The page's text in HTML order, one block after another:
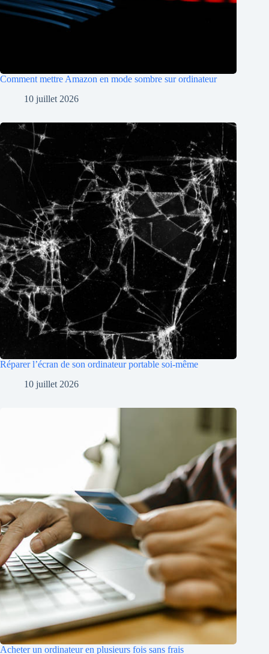
Comment mettre Amazon en mode sombre sur ordinateur
10 juillet 2026
Réparer l’écran de son ordinateur portable soi-même
10 juillet 2026
Acheter un ordinateur en plusieurs fois sans frais